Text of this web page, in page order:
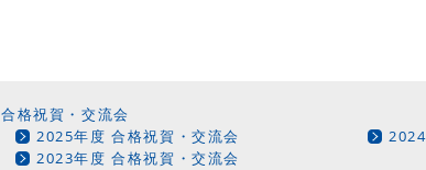
合格祝賀・交流会
2025年度 合格祝賀・交流会
2023年度 合格祝賀・交流会